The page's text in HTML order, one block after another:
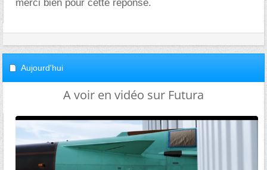
merci bien pour cette réponse.
Aujourd'hui
A voir en vidéo sur Futura